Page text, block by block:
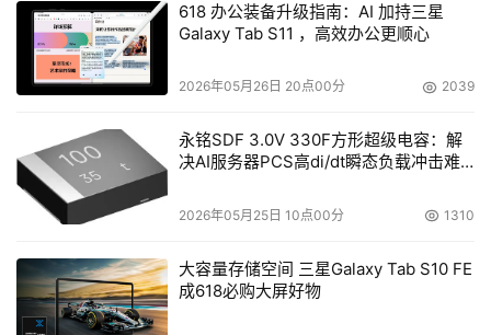
618 办公装备升级指南：AI 加持三星
Galaxy Tab S11 ，高效办公更顺心
2026年05月26日 20点00分 2039
永铭SDF 3.0V 330F方形超级电容：解
决AI服务器PCS高di/dt瞬态负载冲击难
2026年05月25日 10点00分 1310
大容量存储空间 三星Galaxy Tab S10 FE
成618必购大屏好物